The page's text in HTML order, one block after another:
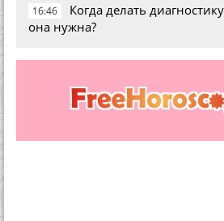
16:46
Когда делать
она нужна?